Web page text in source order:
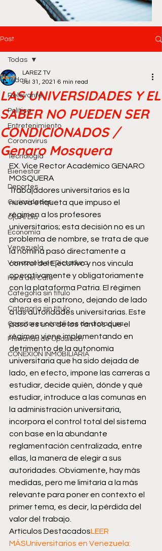
Post
Todas
Relevante
Política
Entretenimiento
Coronavirus
Tecnología
Bienestar
Deportes
Curiosidades
Ojo Al Día
Economía
Venezuela
Venezuela en Dictadura
Hora del Café
Categoría sin título
Categoría sin título
Opositores cómplices de dictadura
Primarias de Oposición
CONEXIÓN INMOBILIARIA
Todas
LAS UNIVERSIDADES Y EL
SABER NO PUEDEN SER
CONDICIONADOS /
Genaro Mosquera
LAREZ TV
Jul 31, 2021 6 min read
EX. Vice Rector Académico GENARO
MOSQUERA
Trabajadores universitarios es la
nueva etiqueta que impuso el
régimen a los profesores
universitarios; esta decisión no es un
problema de nombre, se trata de que
la nómina pasó directamente a
control del Ejecutivo y nos vincula
operativamente y obligatoriamente
con la plataforma Patria. El régimen
ahora es el patrono, dejando de lado
a las autoridades universitarias. Este
paso es uno de los tantos que el
régimen viene implementando en
detrimento de la autonomía
universitaria que ha sido dejada de
lado, en efecto, impone las carreras a
estudiar, decide quién, dónde y qué
estudiar, introduce a las comunas en
la administración universitaria,
incorpora el control total del sistema
con base en la abundante
reglamentación centralizada, entre
ellas, la manera de elegir a sus
autoridades. Obviamente, hay más
medidas, pero me limitaría a la más
relevante para poner en contexto el
primer tema, es decir, la pérdida del
valor del trabajo.
Artículos DestacadosLEER
MÁSUniversitarios en Venezuela: